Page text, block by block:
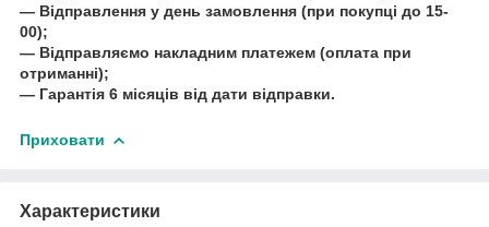
― Відправлення у день замовлення (при покупці до 15-
00);
― Відправляємо накладним платежем (оплата при
отриманні);
― Гарантія 6 місяців від дати відправки.
Приховати
Характеристики